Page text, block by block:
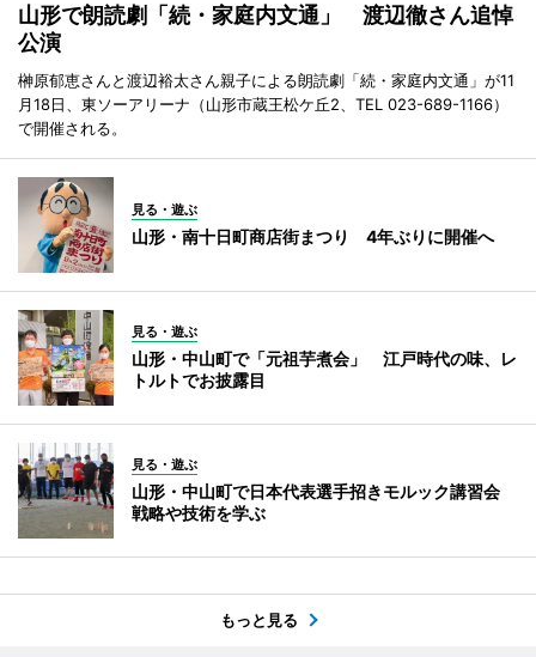
山形で朗読劇「続・家庭内文通」 渡辺徹さん追悼
公演
榊原郁恵さんと渡辺裕太さん親子による朗読劇「続・家庭内文通」が11
月18日、東ソーアリーナ（山形市蔵王松ケ丘2、TEL 023-689-1166）
で開催される。
見る・遊ぶ
山形・南十日町商店街まつり 4年ぶりに開催へ
見る・遊ぶ
山形・中山町で「元祖芋煮会」 江戸時代の味、レ
トルトでお披露目
見る・遊ぶ
山形・中山町で日本代表選手招きモルック講習会
戦略や技術を学ぶ
もっと見る